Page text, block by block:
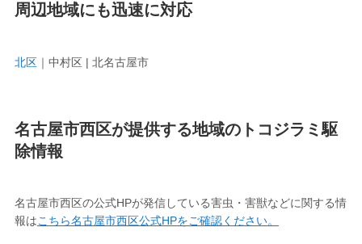
周辺地域にも迅速に対応
北区｜中村区 | 北名古屋市
名古屋市西区が提供する地域のトコジラミ駆
除情報
名古屋市西区の公式HPが発信している害虫・害獣などに関する情
報はこちら名古屋市西区公式HPをご確認ください。